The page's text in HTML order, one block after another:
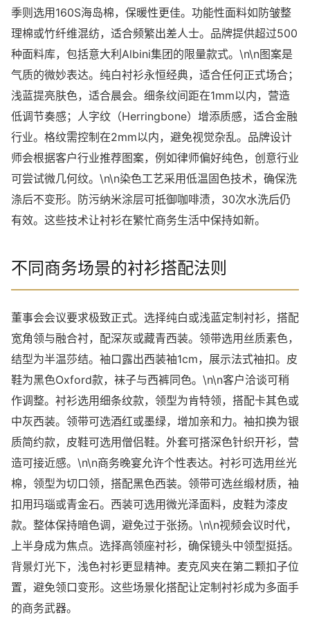
季则选用160S海岛棉，保暖性更佳。功能性面料如防皱整
理棉或竹纤维混纺，适合频繁出差人士。品牌提供超过500
种面料库，包括意大利Albini集团的限量款式。\n\n图案是
气质的微妙表达。纯白衬衫永恒经典，适合任何正式场合；
浅蓝提亮肤色，适合晨会。细条纹间距在1mm以内，营造
低调节奏感；人字纹（Herringbone）增添质感，适合金融
行业。格纹需控制在2mm以内，避免视觉杂乱。品牌设计
师会根据客户行业推荐图案，例如律师偏好纯色，创意行业
可尝试微几何纹。\n\n染色工艺采用低温固色技术，确保洗
涤后不变形。防污纳米涂层可抵御咖啡渍，30次水洗后仍
有效。这些技术让衬衫在繁忙商务生活中保持如新。
不同商务场景的衬衫搭配法则
董事会会议要求极致正式。选择纯白或浅蓝定制衬衫，搭配
宽角领与融合衬，配深灰或藏青西装。领带选用丝质素色，
结型为半温莎结。袖口露出西装袖1cm，展示法式袖扣。皮
鞋为黑色Oxford款，袜子与西裤同色。\n\n客户洽谈可稍
作调整。衬衫选用细条纹款，领型为肯特领，搭配卡其色或
中灰西装。领带可选酒红或墨绿，增加亲和力。袖扣换为银
质简约款，皮鞋可选用僧侣鞋。外套可搭深色针织开衫，营
造可接近感。\n\n商务晚宴允许个性表达。衬衫可选用丝光
棉，领型为切口领，搭配黑色西装。领带可选丝缎材质，袖
扣用玛瑙或青金石。西装可选用微光泽面料，皮鞋为漆皮
款。整体保持暗色调，避免过于张扬。\n\n视频会议时代，
上半身成为焦点。选择高领座衬衫，确保镜头中领型挺括。
背景灯光下，浅色衬衫更显精神。麦克风夹在第二颗扣子位
置，避免领口变形。这些场景化搭配让定制衬衫成为多面手
的商务武器。